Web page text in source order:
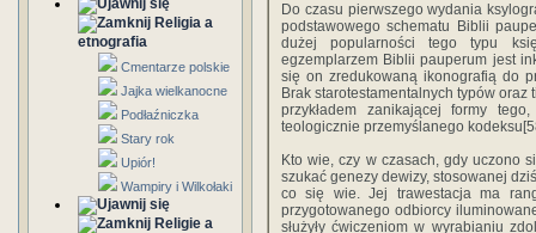
Religia a
etnografia
Cmentarze polskie
Jajka wielkanocne
Podłaźniczka
Stary rok
Upiór!
Wampiry i Wilkołaki
Religie a
Do czasu pierwszego wydania
podstawowego schematu Biblii
dużej popularności tego typu
egzemplarzem Biblii pauperum jest
się on zredukowaną ikonografią do
Brak starotestamentalnych typów
przykładem zanikającej formy
teologicznie przemyślanego
Kto wie, czy w czasach, gdy uczono
szukać genezy dewizy, stosowanej
co się wie. Jej trawestacja ma
przygotowanego odbiorcy
służyły ćwiczeniom w wyrabianiu